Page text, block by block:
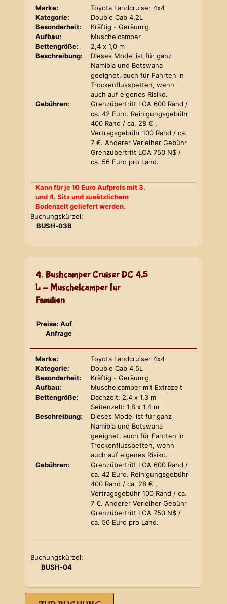
Marke:
Toyota Landcruiser 4x4
Kategorie:
Double Cab 4,2L
Besonderheit:
Kräftig - Geräumig
Aufbau:
Muschelcamper
Bettengröße:
2,4 x 1,0 m
Beschreibung:
Dieses Model ist für ganz
Namibia und Botswana
geeignet, auch für Fahrten in
Trockenflussbetten, wenn
auch auf eigenes Risiko.
Gebühren:
Grenzübertritt LOA 600 Rand /
ca. 42 Euro. Reinigungsgebühr
400 Rand / ca. 28 € ,
Vertragsgebühr 100 Rand / ca.
7 €. Anderer Verleiher Gebühr
Grenzübertritt LOA 750 N$ /
ca. 56 Euro pro Land.
Kann für je 10 Euro Aufpreis mit 3.
und 4. Sitz und zusätzlichem
Bodenzelt geliefert werden.
Buchungskürzel:
BUSH-03B
4. Bushcamper Cruiser DC 4,5
L - Muschelcamper für
Familien
Preise: Auf
Anfrage
Marke:
Toyota Landcruiser 4x4
Kategorie:
Double Cab 4,5L
Besonderheit:
Kräftig - Geräumig
Aufbau:
Muschelcamper mit Extrazelt
Bettengröße:
Dachzelt: 2,4 x 1,3 m
Seitenzelt: 1,8 x 1,4 m
Beschreibung:
Dieses Model ist für ganz
Namibia und Botswana
geeignet, auch für Fahrten in
Trockenflussbetten, wenn
auch auf eigenes Risiko.
Gebühren:
Grenzübertritt LOA 600 Rand /
ca. 42 Euro. Reinigungsgebühr
400 Rand / ca. 28 € ,
Vertragsgebühr 100 Rand / ca.
7 €. Anderer Verleiher Gebühr
Grenzübertritt LOA 750 N$ /
ca. 56 Euro pro Land.
Buchungskürzel:
BUSH-04